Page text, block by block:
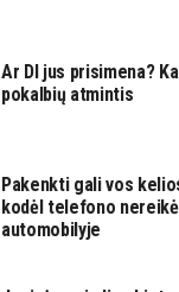
Ar DI jus prisimena?
pokalbių atmintis
Pakenkti gali vos
kodėl telefono
automobilyje